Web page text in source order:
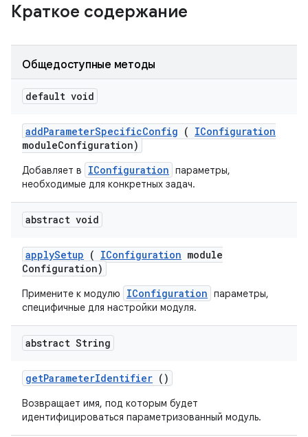
Краткое содержание
Общедоступные методы
default void
addParameterSpecificConfig ( IConfiguration
moduleConfiguration)
Добавляет в IConfiguration параметры,
необходимые для конкретных задач.
abstract void
applySetup ( IConfiguration module
Configuration)
Примените к модулю IConfiguration параметры,
специфичные для настройки модуля.
abstract String
getParameterIdentifier ()
Возвращает имя, под которым будет
идентифицироваться параметризованный модуль.